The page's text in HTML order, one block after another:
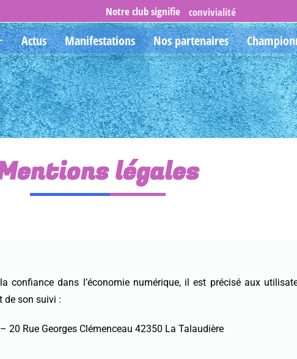
Notre club signifie convivialité
Actus Manifestations Nos partenaires
légales
confiance dans l’économie numérique, il est précisé aux
de son suivi :
20 Rue Georges Clémenceau 42350 La Talaudière